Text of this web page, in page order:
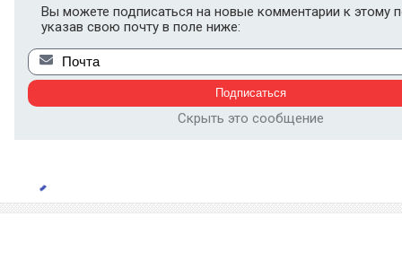
Вы можете подписаться на новые комментарии к этому
указав свою почту в поле ниже:
Скрыть это сообщение